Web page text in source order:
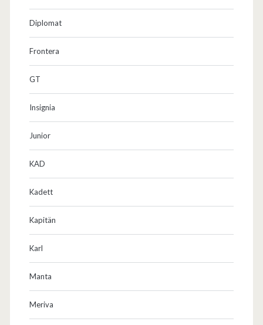
l
Diplomat
Frontera
GT
Insignia
Junior
KAD
Kadett
Kapitän
Karl
Manta
Meriva